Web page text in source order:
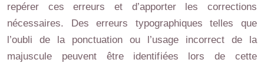
repérer ces erreurs et d’apporter les corrections
nécessaires. Des erreurs typographiques telles que
l’oubli de la ponctuation ou l’usage incorrect de la
majuscule peuvent être identifiées lors de cette